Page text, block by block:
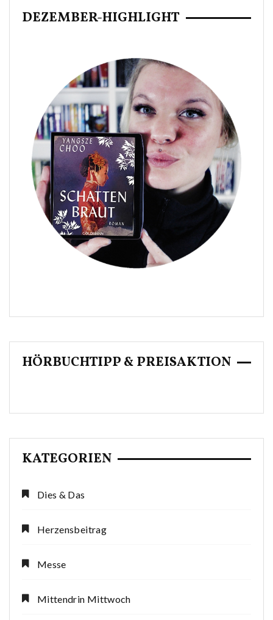
DEZEMBER-HIGHLIGHT
HÖRBUCHTIPP & PREISAKTION
KATEGORIEN
Dies & Das
Herzensbeitrag
Messe
Mittendrin Mittwoch